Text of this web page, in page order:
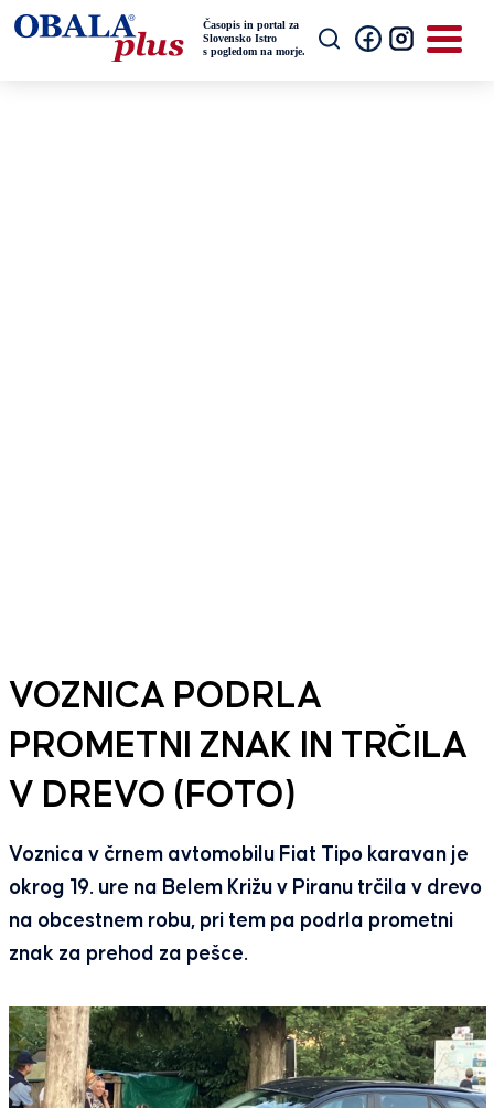
VOZNICA PODRLA
PROMETNI ZNAK IN TRČILA
V DREVO (FOTO)
Voznica v črnem avtomobilu Fiat Tipo karavan je
okrog 19. ure na Belem Križu v Piranu trčila v drevo
na obcestnem robu, pri tem pa podrla prometni
znak za prehod za pešce.